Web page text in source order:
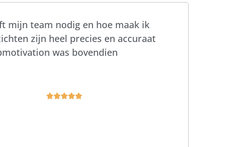
mijn team nodig en hoe maak ik
zijn heel precies en accuraat
was bovendien
